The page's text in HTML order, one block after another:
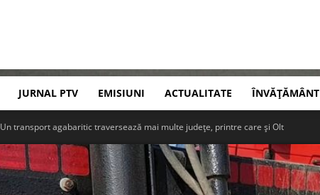
JURNAL PTV EMISIUNI ACTUALITATE ÎNVĂȚĂMÂNT
Un transport agabaritic traversează mai multe județe, printre care și Olt